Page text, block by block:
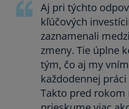
Aj pri týchto
kľúčových
zaznamenali
zmeny. Tie úplne
tým, čo aj my
každodennej
Takto pred